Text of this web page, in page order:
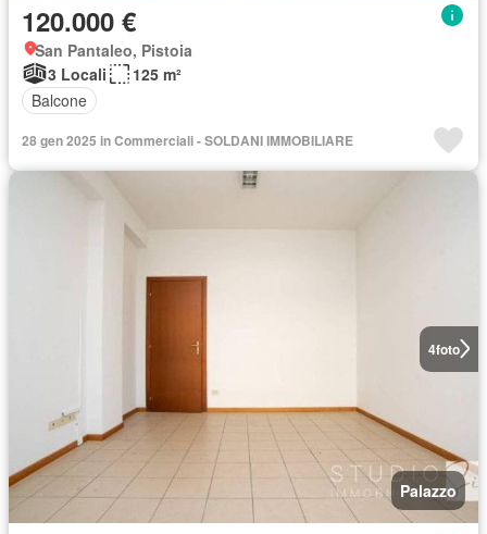
120.000 €
San Pantaleo, Pistoia
3 Locali
125 m²
Balcone
28 gen 2025 in Commerciali - SOLDANI IMMOBILIARE
4foto
Palazzo